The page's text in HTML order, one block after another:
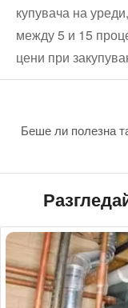
купувача на
между 5 и 15
цени при
Беше ли полезна